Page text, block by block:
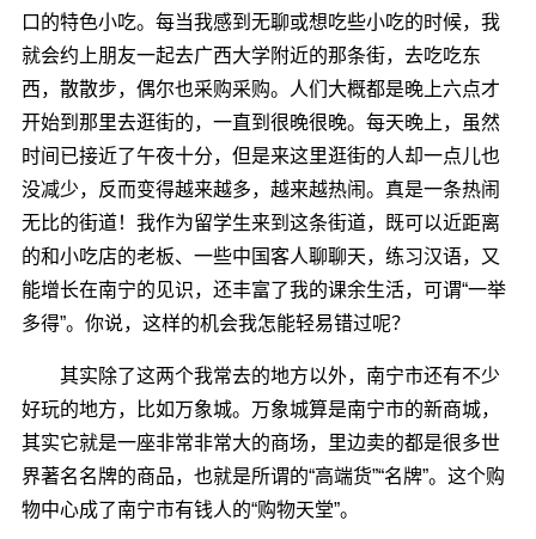
口的特色小吃。每当我感到无聊或想吃些小吃的时候，我
就会约上朋友一起去广西大学附近的那条街，去吃吃东
西，散散步，偶尔也采购采购。人们大概都是晚上六点才
开始到那里去逛街的，一直到很晚很晚。每天晚上，虽然
时间已接近了午夜十分，但是来这里逛街的人却一点儿也
没减少，反而变得越来越多，越来越热闹。真是一条热闹
无比的街道！我作为留学生来到这条街道，既可以近距离
的和小吃店的老板、一些中国客人聊聊天，练习汉语，又
能增长在南宁的见识，还丰富了我的课余生活，可谓“一举
多得”。你说，这样的机会我怎能轻易错过呢？
其实除了这两个我常去的地方以外，南宁市还有不少
好玩的地方，比如万象城。万象城算是南宁市的新商城，
其实它就是一座非常非常大的商场，里边卖的都是很多世
界著名名牌的商品，也就是所谓的“高端货”“名牌”。这个购
物中心成了南宁市有钱人的“购物天堂”。